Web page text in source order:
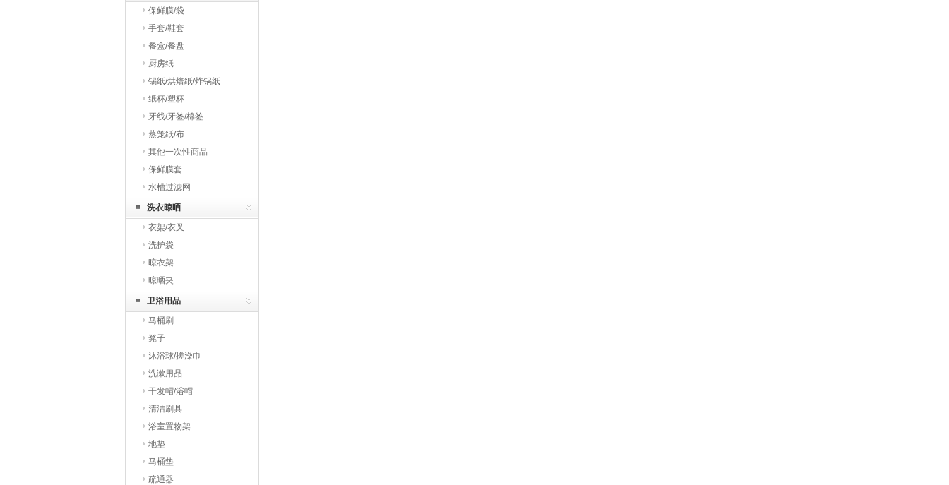
保鲜膜/袋
手套/鞋套
餐盒/餐盘
厨房纸
锡纸/烘焙纸/炸锅纸
纸杯/塑杯
牙线/牙签/棉签
蒸笼纸/布
其他一次性商品
保鲜膜套
水槽过滤网
洗衣晾晒
衣架/衣叉
洗护袋
晾衣架
晾晒夹
卫浴用品
马桶刷
凳子
沐浴球/搓澡巾
洗漱用品
干发帽/浴帽
清洁刷具
浴室置物架
地垫
马桶垫
疏通器